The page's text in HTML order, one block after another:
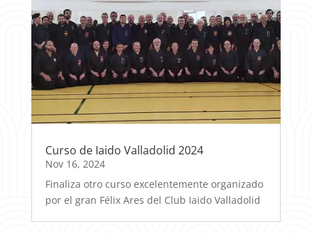
Curso de Iaido Valladolid 2024
Nov 16, 2024
Finaliza otro curso excelentemente organizado
por el gran Félix Ares del Club Iaido Valladolid